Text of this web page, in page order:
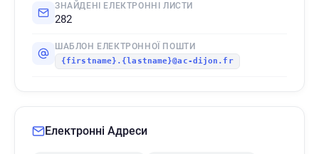
ЗНАЙДЕНІ ЕЛЕКТРОННІ ЛИСТИ
282
ШАБЛОН ЕЛЕКТРОННОЇ ПОШТИ
{firstname}.{lastname}@ac-dijon.fr
Електронні Адреси